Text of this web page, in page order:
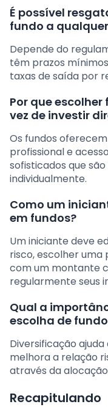
É possível
fundo a
Depende do
têm prazos
taxas de saída por
Por que
vez de investir
Os fundos
profissional e
sofisticados que
individualmente.
Como um
em fundos?
Um iniciante deve
risco, escolher
com um montante
regularmente seus
Qual a
escolha de
Diversificação
melhora a relação
através da
Recapitulando